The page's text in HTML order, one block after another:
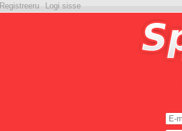
Registreeru Logi sisse